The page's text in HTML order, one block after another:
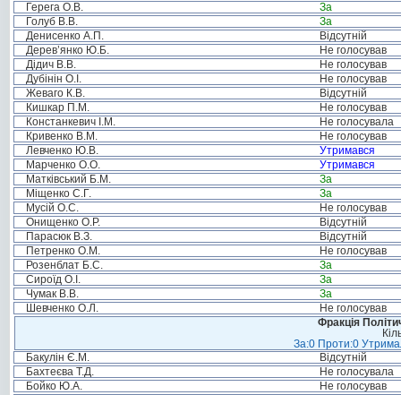
Герега О.В.
За
Голуб В.В.
За
Денисенко А.П.
Відсутній
Дерев’янко Ю.Б.
Не голосував
Дідич В.В.
Не голосував
Дубінін О.І.
Не голосував
Жеваго К.В.
Відсутній
Кишкар П.М.
Не голосував
Констанкевич І.М.
Не голосувала
Кривенко В.М.
Не голосував
Левченко Ю.В.
Утримався
Марченко О.О.
Утримався
Матківський Б.М.
За
Міщенко С.Г.
За
Мусій О.С.
Не голосував
Онищенко О.Р.
Відсутній
Парасюк В.З.
Відсутній
Петренко О.М.
Не голосував
Розенблат Б.С.
За
Сироїд О.І.
За
Чумак В.В.
За
Шевченко О.Л.
Не голосував
Фракція
За:0 Проти:0
Бакулін Є.М.
Відсутній
Бахтеєва Т.Д.
Не голосувала
Бойко Ю.А.
Не голосував